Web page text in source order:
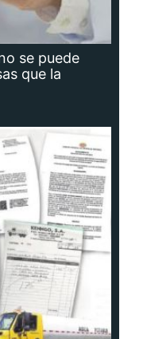
se puede
que la